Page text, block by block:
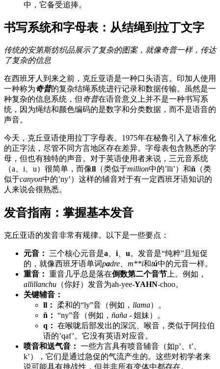
中，它备受追捧。
书写系统和字母表：从结绳到拉丁文字
传统的安第斯纺织品展示了复杂的图案，就像奇普一样，传达
了复杂的信息
在西班牙人到来之前，克丘亚语是一种口头语言。印加人使用
一种称为奇普的复杂结绳系统进行记录和数据传输。虽然是一
种复杂的信息系统，但奇普在语音意义上并不是一种书写系
统，因为绳结和颜色编码的是数字和分类数据，而不是语音的
声音。
今天，克丘亚语使用拉丁字母表。1975年在秘鲁引入了标准化
的正字法，尽管不同方言地区存在差异。字母表包含熟悉的字
母，但也有独特的声音。对于英语使用者来说，三元音系统
（a、i、u）很简单，而像ll （类似于million中的’lli’）和ñ （类
似于canyon中的’ny’）这样的辅音对于有一定西班牙语知识的
人来说会很熟悉。
发音指南：掌握基本发音
克丘亚语的发音非常有规律。以下是一些要点：
元音： 三个核心元音是a i u。发音是“纯粹”且短促
的，就像西班牙语单词padre m**i和tú中的元音一样。
重音： 重音几乎总是落在倒数第二个音节 上。例如，
allillanchu （你好）发音为ah-yee-YAHN-choo。
关键辅音：
ll： 柔和的“ly”音（例如， llama）。
ñ： “ny”音（例如， ñaña - 姐妹）。
q： 在喉咙后部发出的深沉、喉音，类似于阿拉伯
语的’qaf’。它没有英语对应音。
喷音和送气音： 一些方言具有喷音辅音（如p’、t’、
k’），它们是通过急促的气流产生的。这些对初学者来
说可能具有挑战性，但并非所有变体中都存在。